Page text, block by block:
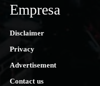
Empresa
Disclaimer
Privacy
Advertisement
Contact us